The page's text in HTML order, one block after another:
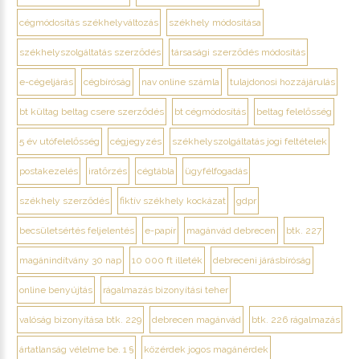
cégmódosítás székhelyváltozás székhely módosítása
székhelyszolgáltatás szerződés társasági szerződés módosítás
e-cégeljárás cégbíróság nav online számla tulajdonosi hozzájárulás
bt kültag beltag csere szerződés bt cégmódosítás beltag felelősség
5 év utófelelősség cégjegyzés székhelyszolgáltatás jogi feltételek
postakezelés iratőrzés cégtábla ügyfélfogadás
székhely szerződés fiktív székhely kockázat gdpr
becsületsértés feljelentés e-papír magánvád debrecen btk. 227
magánindítvány 30 nap 10 000 ft illeték debreceni járásbíróság
online benyújtás rágalmazás bizonyítási teher
valóság bizonyítása btk. 229 debrecen magánvád btk. 226 rágalmazás
ártatlanság vélelme be. 1 § közérdek jogos magánérdek